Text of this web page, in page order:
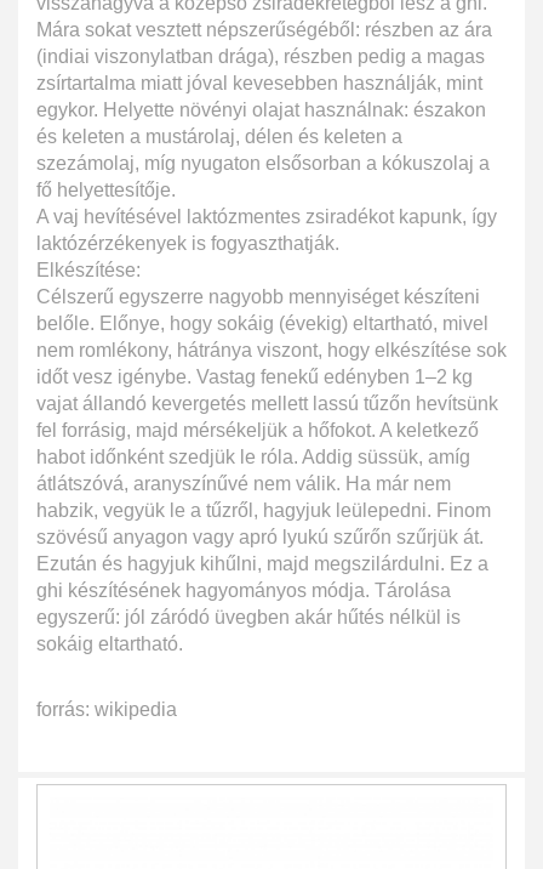
Mára sokat vesztett népszerűségéből: részben az ára
(indiai viszonylatban drága), részben pedig a magas
zsírtartalma miatt jóval kevesebben használják, mint
egykor. Helyette növényi olajat használnak: északon
és keleten a mustárolaj, délen és keleten a
szezámolaj, míg nyugaton elsősorban a kókuszolaj a
fő helyettesítője.
A vaj hevítésével laktózmentes zsiradékot kapunk, így
laktózérzékenyek is fogyaszthatják.
Elkészítése:
Célszerű egyszerre nagyobb mennyiséget készíteni
belőle. Előnye, hogy sokáig (évekig) eltartható, mivel
nem romlékony, hátránya viszont, hogy elkészítése sok
időt vesz igénybe. Vastag fenekű edényben 1–2 kg
vajat állandó kevergetés mellett lassú tűzőn hevítsünk
fel forrásig, majd mérsékeljük a hőfokot. A keletkező
habot időnként szedjük le róla. Addig süssük, amíg
átlátszóvá, aranyszínűvé nem válik. Ha már nem
habzik, vegyük le a tűzről, hagyjuk leülepedni. Finom
szövésű anyagon vagy apró lyukú szűrőn szűrjük át.
Ezután és hagyjuk kihűlni, majd megszilárdulni. Ez a
ghi készítésének hagyományos módja. Tárolása
egyszerű: jól záródó üvegben akár hűtés nélkül is
sokáig eltartható.
forrás: wikipedia